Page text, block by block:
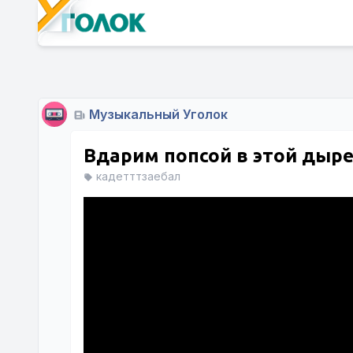
Музыкальный Уголок
Вдарим попсой в этой
кадетттзаебал